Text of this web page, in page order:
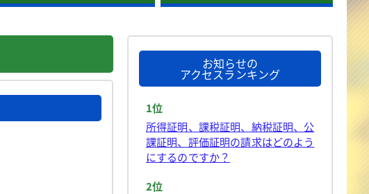
お知らせの
アクセスランキング
1位
所得証明、課税証明、納税証明、公
課証明、評価証明の請求はどのよう
にするのですか？
2位